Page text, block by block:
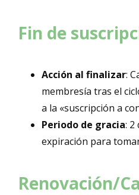
Fin de
Acción al finalizar:
membresía tras el
a la «suscripción a
Periodo de gracia: 2
expiración para
Renovación/